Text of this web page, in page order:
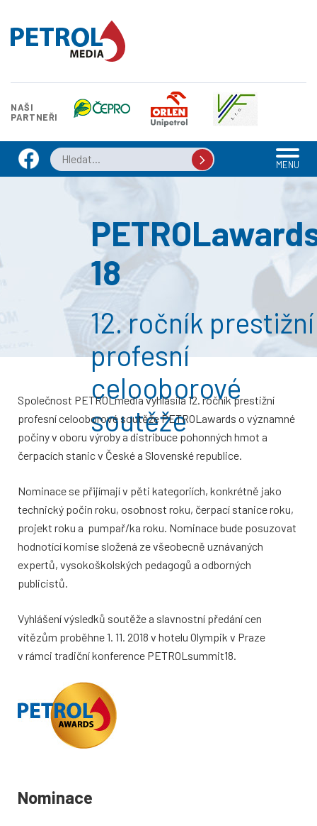
NAŠI
PARTNEŘI
MENU
18
12. ročník prestižní
profesní
celooborové
soutěže
Společnost PETROLmedia vyhlásila 12. ročník prestižní
profesní celooborové soutěže PETROLawards o významné
počiny v oboru výroby a distribuce pohonných hmot a
čerpacích stanic v České a Slovenské republice.
Nominace se přijímají v pěti kategoriích, konkrétně jako
technický počin roku, osobnost roku, čerpací stanice roku,
projekt roku a pumpař/ka roku. Nominace bude posuzovat
hodnotící komise složená ze všeobecně uznávaných
expertů, vysokoškolských pedagogů a odborných
publicistů.
Vyhlášení výsledků soutěže a slavnostní předání cen
vítězům proběhne 1. 11. 2018 v hotelu Olympik v Praze
v rámci tradiční konference PETROLsummit18.
Nominace